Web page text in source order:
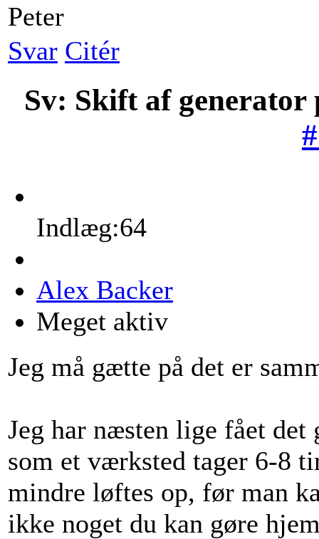
Peter
Svar Citér
Sv: Skift af generator
Indlæg:64
Alex Backer
Meget aktiv
Jeg må gætte på det er
Jeg har næsten lige fået
som et værksted tager 6-8
mindre løftes op, før man
ikke noget du kan gøre